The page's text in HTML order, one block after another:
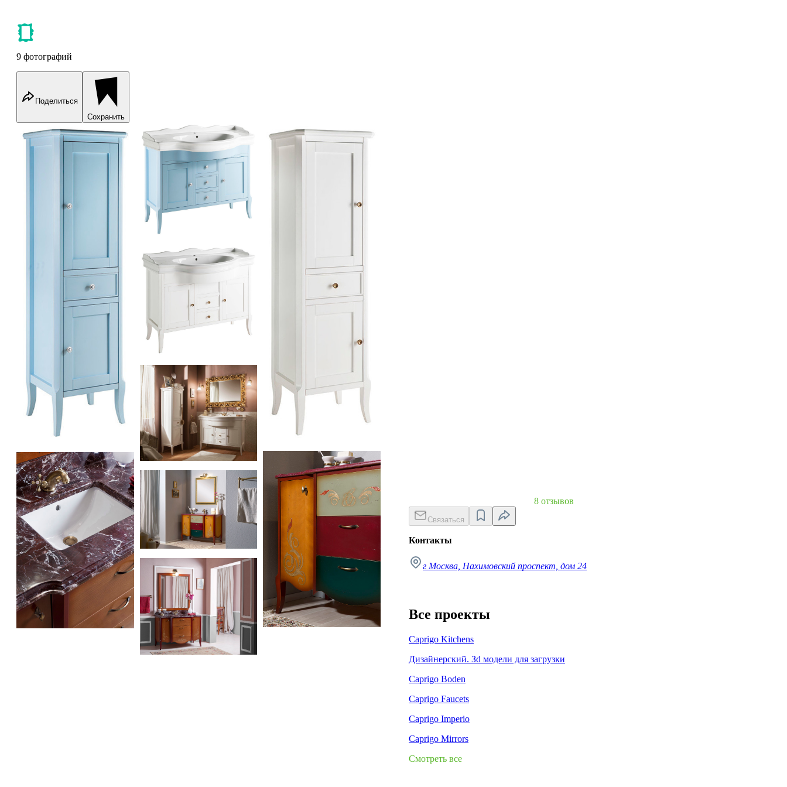
9 фотографий
Поделиться
Сохранить
Caprigo Valencia Caprigo Valencia Caprigo Valencia
Caprigo Valencia
Caprigo Valencia
Caprigo Valencia
Caprigo Valencia
Caprigo Valencia
Caprigo Valencia
8 отзывов
Связаться
Контакты
г Москва, Нахимовский проспект, дом 24
Все проекты
Caprigo Kitchens
Дизайнерский. Зd модели для загрузки
Caprigo Boden
Caprigo Faucets
Caprigo Imperio
Caprigo Mirrors
Смотреть все